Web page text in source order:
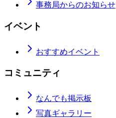
事務局からのお知らせ
イベント
おすすめイベント
コミュニティ
なんでも掲示板
写真ギャラリー